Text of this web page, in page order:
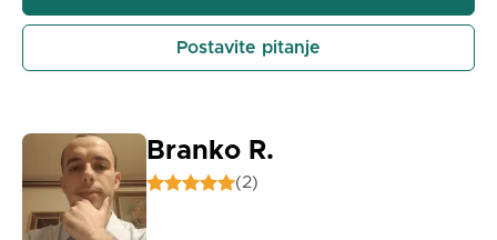
Postavite pitanje
Branko R.
(2)